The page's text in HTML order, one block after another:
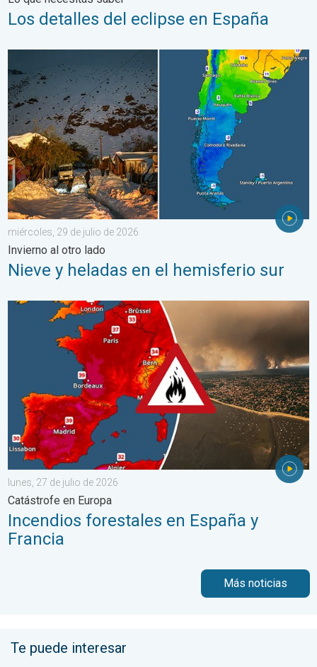
Los detalles del eclipse en España
Nieve y heladas en el hemisferio sur. Invierno al otro lado. . .
miércoles, 29 de julio de 2026
Invierno al otro lado
Nieve y heladas en el hemisferio sur
Incendios forestales en España y Francia. Catástrofe en
lunes, 27 de julio de 2026
Catástrofe en Europa
Incendios forestales en España y
Francia
Más noticias
Te puede interesar